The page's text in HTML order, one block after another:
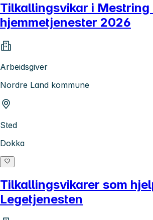
Tilkallingsvikar i Mestring
hjemmetjenester 2026
Arbeidsgiver
Nordre Land kommune
Sted
Dokka
Tilkallingsvikarer som
Legetjenesten